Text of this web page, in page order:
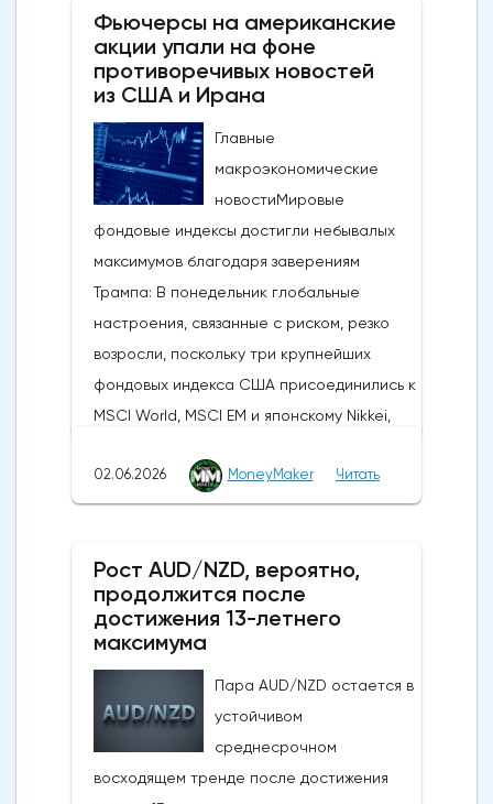
Фьючерсы на американские
акции упали на фоне
противоречивых новостей
из США и Ирана
Главные
макроэкономические
новостиМировые
фондовые индексы достигли небывалых
максимумов благодаря заверениям
Трампа: В понедельник глобальные
настроения, связанные с риском, резко
возросли, поскольку три крупнейших
фондовых индекса США присоединились к
MSCI World, MSCI EM и японскому Nikkei,
Широкое продвижение вперед
последовало за заявлениями президента
то, что, несмотря на новые военные
обмены в выходные, Вашингтон и Тегеран
по-прежнему ведут активные
дискуссии.Производственная активность в
США достигла 4-летнего максимума:
Несмотря на структурные проблемы,
связанные с нефтяным кризисом в
02.06.2026 MoneyMaker Читать
Рост AUD/NZD, вероятно,
продолжится после
достижения 13-летнего
максимума
Пара AUD/NZD остается в
устойчивом
среднесрочном
восходящем тренде после достижения